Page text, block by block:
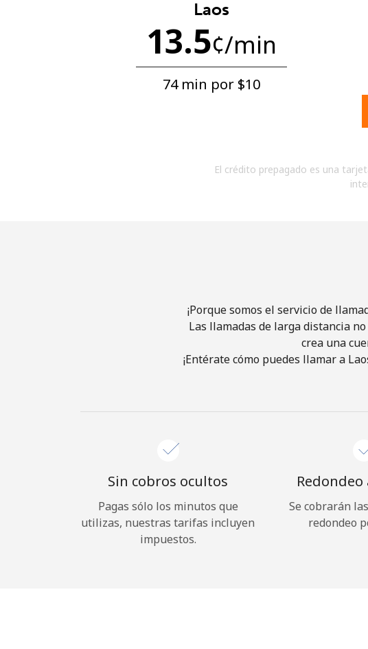
Una
Un
Laos
13.5¢/min
74 min por ⁦$10⁩
El crédito prepagado es una
¡Porque somos el servicio de
Las llamadas de larga distancia
crea una
¡Entérate cómo puedes llamar a
Sin cobros ocultos
Pagas sólo los minutos que
utilizas, nuestras tarifas incluyen
impuestos.
Se cobrarán
redondeo